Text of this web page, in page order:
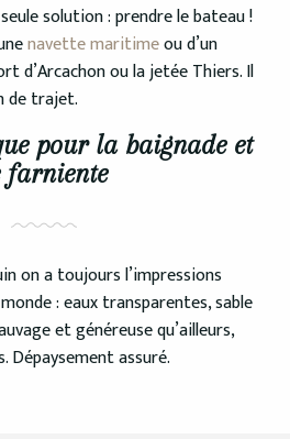
solution : prendre le bateau !
navette maritimeou d’un
d’Arcachon ou la jetée Thiers. Il
de trajet.
pour la baignade et
farniente
on a toujours l’impressions
: eaux transparentes, sable
et généreuse qu’ailleurs,
Dépaysement assuré.